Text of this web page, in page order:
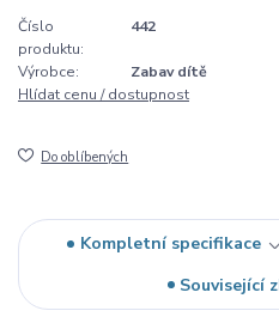
Číslo
produktu:
442
Výrobce:
Zabav dítě
Hlídat cenu / dostupnost
Do oblíbených
Kompletní specifikace
Související